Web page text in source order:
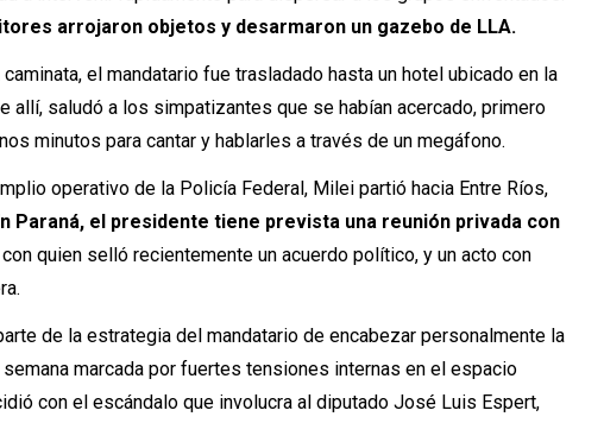
arrojaron objetos y desarmaron un gazebo de LLA.
el mandatario fue trasladado hasta un hotel ubicado en la
allí, saludó a los simpatizantes que se habían acercado, primero
minutos para cantar y hablarles a través de un megáfono.
operativo de la Policía Federal, Milei partió hacia Entre Ríos,
Paraná, el presidente tiene prevista una reunión privada con
con quien selló recientemente un acuerdo político, y un acto con
de la estrategia del mandatario de encabezar personalmente la
marcada por fuertes tensiones internas en el espacio
con el escándalo que involucra al diputado José Luis Espert,